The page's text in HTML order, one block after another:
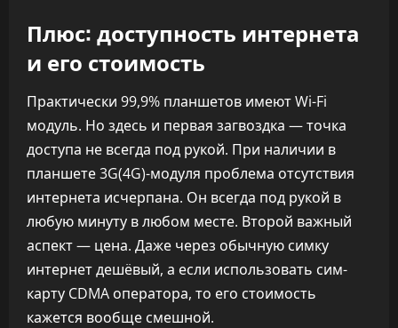
Плюс: доступность интернета
и его стоимость
Практически 99,9% планшетов имеют Wi-Fi
модуль. Но здесь и первая загвоздка — точка
доступа не всегда под рукой. При наличии в
планшете 3G(4G)-модуля проблема отсутствия
интернета исчерпана. Он всегда под рукой в
любую минуту в любом месте. Второй важный
аспект — цена. Даже через обычную симку
интернет дешёвый, а если использовать сим-
карту CDMA оператора, то его стоимость
кажется вообще смешной.